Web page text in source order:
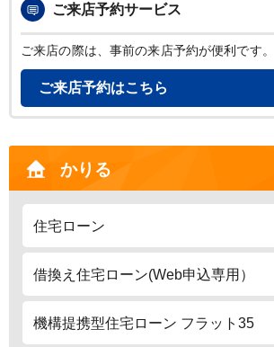
ご来店予約サービス
ご来店の際は、事前の来店予約が便利です。
ご来店予約はこちら
かりる
住宅ローン
借換え住宅ローン(Web申込専用）
機構提携型住宅ローン フラット35